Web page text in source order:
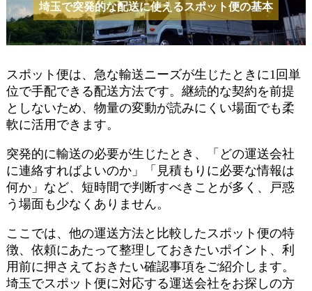
埼玉で突発的な配送に使えるスポット便の基本
スポット便は、急な輸送ニーズが生じたときに1回単
位で手配できる配送方法です。継続的な契約を前提
としないため、物量の変動が読みにくい場面でも柔
軟に活用できます。
突発的に輸送の必要が生じたとき、「どの運送会社
に連絡すればよいのか」「見積もりに必要な情報は
何か」など、短時間で判断すべきことが多く、戸惑
う場面も少なくありません。
ここでは、他の運送方法と比較したスポット便の特
徴、依頼にあたって整理しておきたいポイント、利
用前に押さえておきたい確認事項をご紹介します。
埼玉でスポット便に対応する運送会社をお探しの方